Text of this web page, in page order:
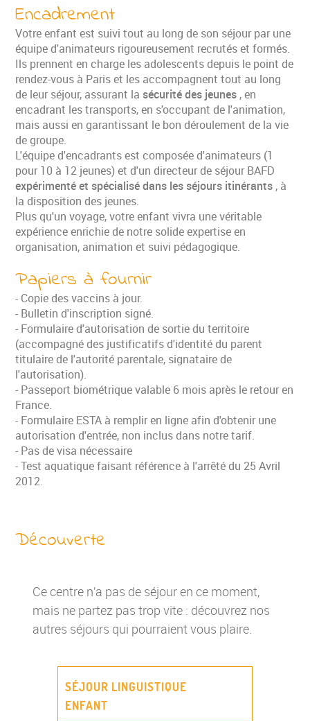
Encadrement
Votre enfant est suivi tout au long de son séjour par une
équipe d'animateurs rigoureusement recrutés et formés.
Ils prennent en charge les adolescents depuis le point de
rendez-vous à Paris et les accompagnent tout au long
de leur séjour, assurant lasécurité des jeunes , en
encadrant les transports, en s'occupant de l'animation,
mais aussi en garantissant le bon déroulement de la vie
de groupe.
L'équipe d'encadrants est composée d'animateurs (1
pour 10 à 12 jeunes) et d'un directeur de séjour BAFD
expérimenté et spécialisé dans les séjours itinérants , à
la disposition des jeunes.
Plus qu'un voyage, votre enfant vivra une véritable
expérience enrichie de notre solide expertise en
organisation, animation et suivi pédagogique.
Papiers à fournir
- Copie des vaccins à jour.
- Bulletin d'inscription signé.
- Formulaire d'autorisation de sortie du territoire
(accompagné des justificatifs d'identité du parent
titulaire de l'autorité parentale, signataire de
l'autorisation).
- Passeport biométrique valable 6 mois après le retour en
France.
- Formulaire ESTA à remplir en ligne afin d'obtenir une
autorisation d'entrée, non inclus dans notre tarif.
- Pas de visa nécessaire
- Test aquatique faisant référence à l'arrêté du 25 Avril
2012.
Découverte
Ce centre n’a pas de séjour en ce moment,
mais ne partez pas trop vite : découvrez nos
autres séjours qui pourraient vous plaire.
SÉJOUR LINGUISTIQUE
ENFANT